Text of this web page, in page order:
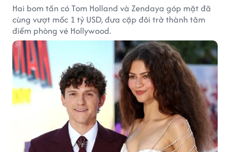
Hai bom tấn có Tom Holland và Zendaya góp mặt đã
cùng vượt mốc 1 tỷ USD, đưa cặp đôi trở thành tâm
điểm phòng vé Hollywood.